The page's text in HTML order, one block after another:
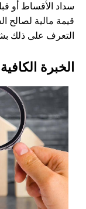
سداد الأقساط أو
قيمة مالية لصالح
التعرف على ذلك
الخبرة